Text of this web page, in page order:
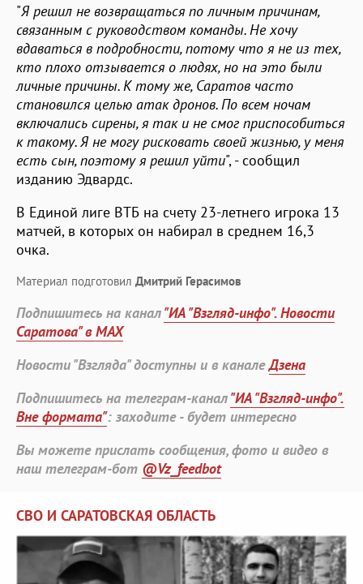
"Я решил не возвращаться по личным причинам,
связанным с руководством команды. Не хочу
вдаваться в подробности, потому что я не из тех,
кто плохо отзывается о людях, но на это были
личные причины. К тому же, Саратов часто
становился целью атак дронов. По всем ночам
включались сирены, я так и не смог приспособиться
к такому. Я не могу рисковать своей жизнью, у меня
есть сын, поэтому я решил уйти", - сообщил
изданию Эдвардс.
В Единой лиге ВТБ на счету 23-летнего игрока 13
матчей, в которых он набирал в среднем 16,3
очка.
Материал подготовил Дмитрий Герасимов
Подпишитесь на канал"ИА "Взгляд-инфо". Новости
Саратова" в MAX
Новости "Взгляда" доступны и в каналеДзена
Подпишитесь на телеграм-канал"ИА "Взгляд-инфо".
Вне формата": заходите - будет интересно
Вы можете прислать сообщения, фото и видео в
наш телеграм-бот @Vz_feedbot
СВО И САРАТОВСКАЯ ОБЛАСТЬ